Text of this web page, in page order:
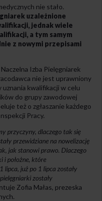
nie stało.
uzależnione
jednak wiele
a tym samym
z nowymi przepisami
Izba Pielęgniarek
nie jest uprawniony
kwalifikacji w celu
do grupy zawodowej
też o zgłaszanie każdego
Pracy.
przyczyny, dlaczego tak się
przewidziane na nowelizację
jak stanowi prawo. Dlaczego
i położne, które
lipca, już po 1 lipca zostały
zostały
Zofia Małas, prezeska